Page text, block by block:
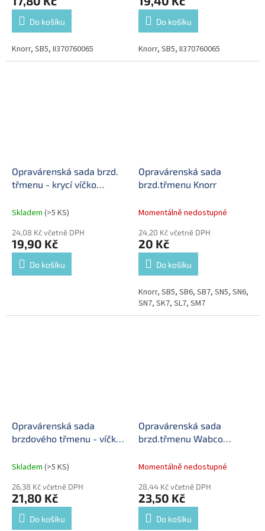
Do košíku
Knorr, SB5, II370760065
Do košíku
Knorr, SB5, II370760065
Opravárenská sada brzd.
třmenu - krycí víčko
Skladem (>5 KS)
24,08 Kč včetně DPH
19,90 Kč
Do košíku
Opravárenská sada
brzd.třmenu Knorr
Momentálně nedostupné
24,20 Kč včetně DPH
20 Kč
Do košíku
Knorr, SB5, SB6, SB7, SN5, SN6,
SN7, SK7, SL7, SM7
Opravárenská sada
brzdového třmenu - víčko
Skladem (>5 KS)
26,38 Kč včetně DPH
21,80 Kč
Do košíku
Opravárenská sada
brzd.třmenu Wabco
M10x1 - 40mm
Momentálně nedostupné
28,44 Kč včetně DPH
23,50 Kč
Do košíku